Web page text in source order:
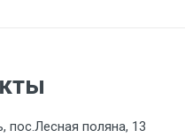
пос.Лесная поляна, 13